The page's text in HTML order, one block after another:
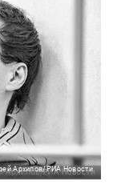
Архипов/РИА Новости